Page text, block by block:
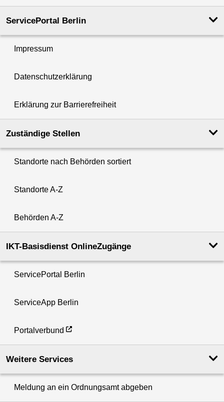
ServicePortal Berlin
Impressum
Datenschutzerklärung
Erklärung zur Barrierefreiheit
Zuständige Stellen
Standorte nach Behörden sortiert
Standorte A-Z
Behörden A-Z
IKT-Basisdienst OnlineZugänge
ServicePortal Berlin
ServiceApp Berlin
Portalverbund
Weitere Services
Meldung an ein Ordnungsamt abgeben